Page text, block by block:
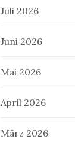
Juli 2026
Juni 2026
Mai 2026
April 2026
März 2026